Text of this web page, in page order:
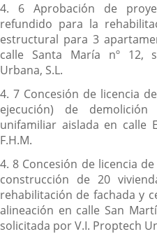
4. 6 Aprobación de
refundido para la
estructural para 3
calle Santa María nº 12,
Urbana, S.L.
4. 7 Concesión de licencia
ejecución) de
unifamiliar aislada en calle
F.H.M.
4. 8 Concesión de licencia
construcción de 20
rehabilitación de fachada y
alineación en calle San
solicitada por V.I. Proptech